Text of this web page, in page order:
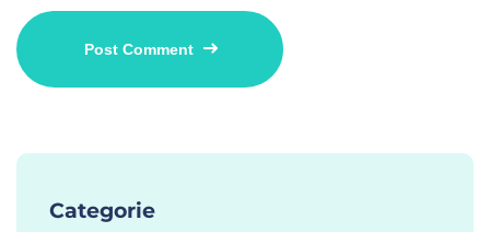
Categorie